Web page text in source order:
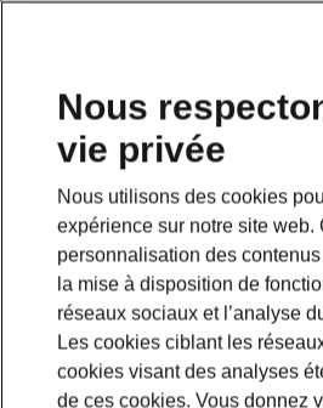
Nous
vie privée
Nous utilisons des cookies
expérience sur notre site web.
personnalisation des
la mise à disposition de
réseaux sociaux et l’analyse
Les cookies ciblant les
cookies visant des analyses
de ces cookies. Vous donnez